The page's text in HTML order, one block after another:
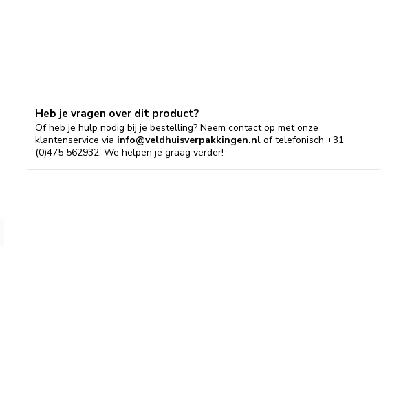
Heb je vragen over dit product?
Of heb je hulp nodig bij je bestelling? Neem contact op met onze
klantenservice via info@veldhuisverpakkingen.nl of telefonisch +31
(0)475 562932. We helpen je graag verder!